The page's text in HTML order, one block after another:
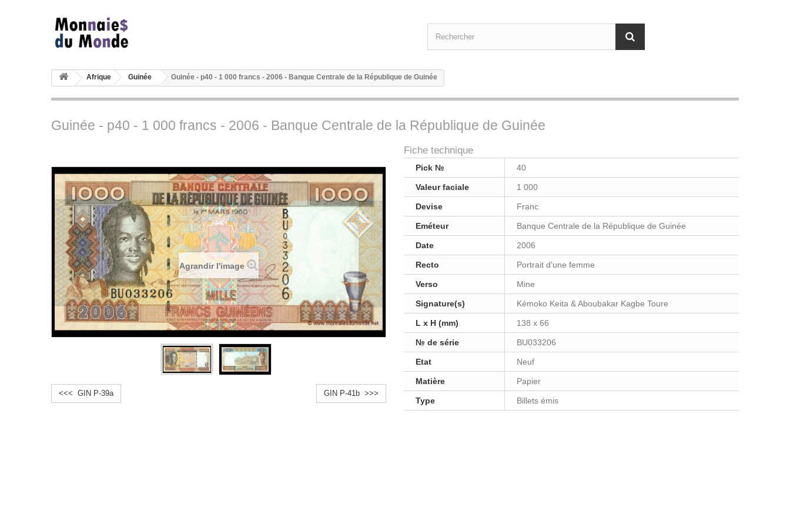
Afrique Guinée Guinée - p40 - 1 000 francs - 2006 - Banque Centrale de la République de Guinée
Guinée - p40 - 1 000 francs - 2006 - Banque Centrale de la République de Guinée
Agrandir l'image
<<< GIN P-39a GIN P-41b >>>
Fiche technique
Pick № 40
Valeur faciale 1 000
Devise Franc
Eméteur Banque Centrale de la République de Guinée
Date 2006
Recto Portrait d'une femme
Verso Mine
Signature(s) Kémoko Keita & Aboubakar Kagbe Toure
L x H (mm) 138 x 66
№ de série BU033206
Etat Neuf
Matière Papier
Type Billets émis